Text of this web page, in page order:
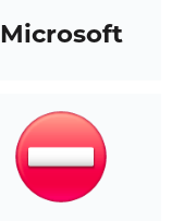
Microsoft